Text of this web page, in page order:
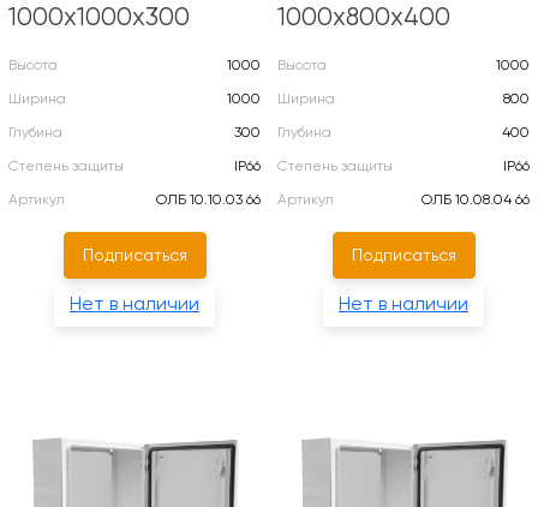
1000х1000х300
Высота
1000
Ширина
1000
Глубина
300
Степень защиты
IP66
Артикул
ОЛБ 10.10.03 66
Подписаться
Нет в наличии
1000х800х400
Высота
1000
Ширина
800
Глубина
400
Степень защиты
IP66
Артикул
ОЛБ 10.08.04 66
Подписаться
Нет в наличии